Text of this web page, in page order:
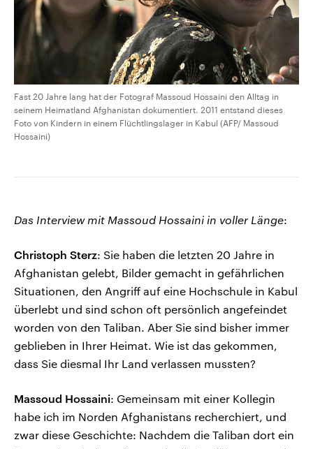
Fast 20 Jahre lang hat der Fotograf Massoud Hossaini den Alltag in
seinem Heimatland Afghanistan dokumentiert. 2011 entstand dieses
Foto von Kindern in einem Flüchtlingslager in Kabul (AFP/ Massoud
Hossaini)
Das Interview mit Massoud Hossaini in voller Länge:
Christoph Sterz: Sie haben die letzten 20 Jahre in
Afghanistan gelebt, Bilder gemacht in gefährlichen
Situationen, den Angriff auf eine Hochschule in Kabul
überlebt und sind schon oft persönlich angefeindet
worden von den Taliban. Aber Sie sind bisher immer
geblieben in Ihrer Heimat. Wie ist das gekommen,
dass Sie diesmal Ihr Land verlassen mussten?
Massoud Hossaini: Gemeinsam mit einer Kollegin
habe ich im Norden Afghanistans recherchiert, und
zwar diese Geschichte: Nachdem die Taliban dort ein